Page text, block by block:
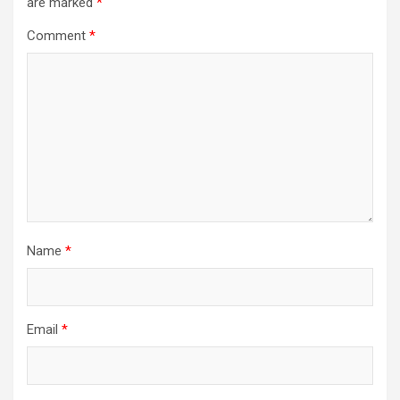
Comment *
Name *
Email *